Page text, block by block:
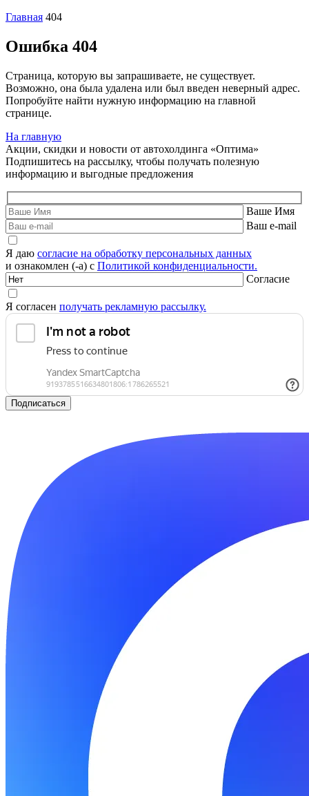
Главная 404
Ошибка 404
Страница, которую вы запрашиваете, не существует.
Возможно, она была удалена или был введен неверный адрес.
Попробуйте найти нужную информацию на главной
странице.
На главную
Акции, скидки и новости от автохолдинга «Оптима»
Подпишитесь на рассылку, чтобы получать полезную
информацию и выгодные предложения
Ваше Имя
Ваш e-mail
Я даю согласие на обработку персональных данных
и ознакомлен (-а) с Политикой конфиденциальности.
Согласие
Я согласен получать рекламную рассылку.